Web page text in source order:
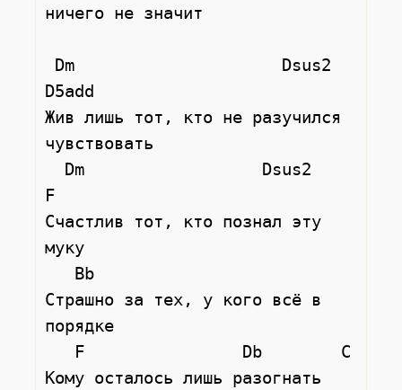
ничего не значит
D5add
Жив лишь тот, кто не разучился
чувствовать
F
Счастлив тот, кто познал эту
муку
Страшно за тех, у кого всё в
порядке
Кому осталось лишь разогнать